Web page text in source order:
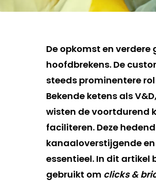
De opkomst en
hoofdbrekens. De
steeds prominentere
Bekende ketens als
wisten de voortdurend
faciliteren. Deze
kanaaloverstijgende
essentieel. In dit artikel
gebruikt om clicks &